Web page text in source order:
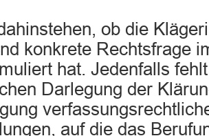
ob die
konkrete Rechtsfrage
hat. Jedenfalls
Darlegung der
auf die das